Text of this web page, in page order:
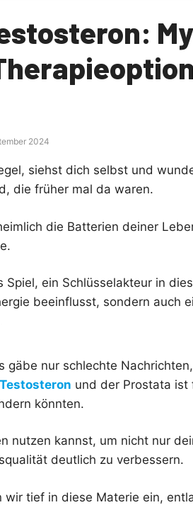
2024
siehst dich selbst und
die früher mal da waren.
die Batterien deiner
Spiel, ein Schlüsselakteur in
beeinflusst, sondern auch
nur schlechte
Testosteron und der Prostata
könnten.
nutzen kannst, um nicht nur
deutlich zu verbessern.
tief in diese Materie ein,